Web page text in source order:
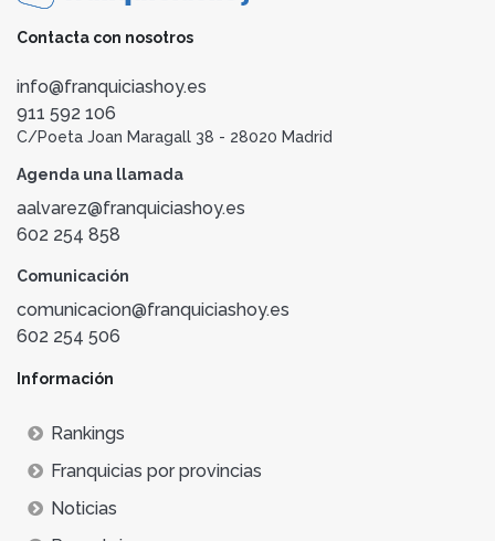
Contacta con nosotros
info@franquiciashoy.es
911 592 106
C/Poeta Joan Maragall 38 - 28020 Madrid
Agenda una llamada
aalvarez@franquiciashoy.es
602 254 858
Comunicación
comunicacion@franquiciashoy.es
602 254 506
Información
Rankings
Franquicias por provincias
Noticias